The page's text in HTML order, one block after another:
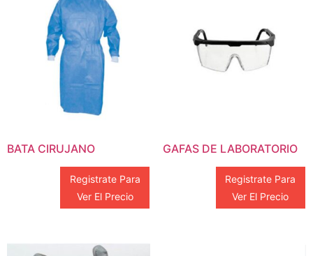
BATA CIRUJANO
Registrate Para
Ver El Precio
GAFAS DE LABORATORIO
Registrate Para
Ver El Precio